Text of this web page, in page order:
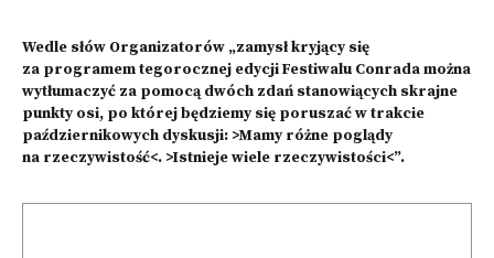
Wedle słów Organizatorów „zamysł kryjący się
za programem tegorocznej edycji Festiwalu Conrada można
wytłumaczyć za pomocą dwóch zdań stanowiących skrajne
punkty osi, po której będziemy się poruszać w trakcie
październikowych dyskusji: >Mamy różne poglądy
na rzeczywistość<. >Istnieje wiele rzeczywistości<”.